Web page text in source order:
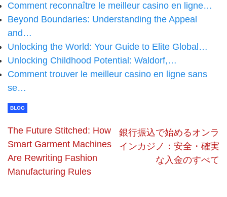
Comment reconnaître le meilleur casino en ligne…
Beyond Boundaries: Understanding the Appeal
and…
Unlocking the World: Your Guide to Elite Global…
Unlocking Childhood Potential: Waldorf,…
Comment trouver le meilleur casino en ligne sans
se…
BLOG
The Future Stitched: How
Smart Garment Machines
Are Rewriting Fashion
Manufacturing Rules
銀行振込で始めるオンラ
インカジノ：安全・確実
な入金のすべて